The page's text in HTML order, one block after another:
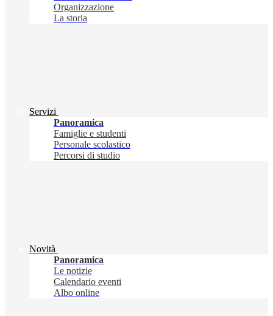
Organizzazione
La storia
Servizi
Panoramica
Famiglie e studenti
Personale scolastico
Percorsi di studio
Novità
Panoramica
Le notizie
Calendario eventi
Albo online